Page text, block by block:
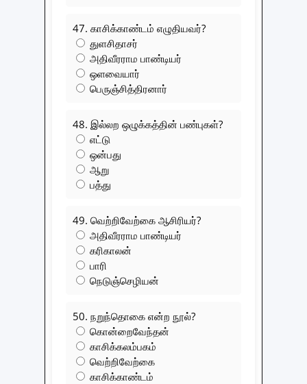
47. காசிக்காண்டம் எழுதியவர்?
துளசிதாசர்
அதிவீரராம பாண்டியர்
ஒளவையார்
பெருஞ்சித்திரனார்
48. இல்லற ஒழுக்கத்தின் பண்புகள்?
எட்டு
ஒன்பது
ஆறு
பத்து
49. வெற்றிவேற்கை ஆசிரியர்?
அதிவீரராம பாண்டியர்
கரிகாலன்
பாரி
நெடுஞ்செழியன்
50. நறுந்தொகை என்ற நூல்?
கொன்றைவேந்தன்
காசிக்கலம்பகம்
வெற்றிவேற்கை
காசிக்காண்டம்